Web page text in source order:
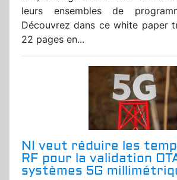
leurs ensembles de
Découvrez dans ce white paper
22 pages en...
NI veut réduire les
RF pour la validation
systèmes 5G